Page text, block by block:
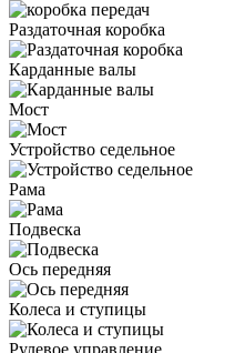
Раздаточная коробка
Карданные валы
Мост
Устройство седельное
Рама
Подвеска
Ось передняя
Колеса и ступицы
Рулевое управление